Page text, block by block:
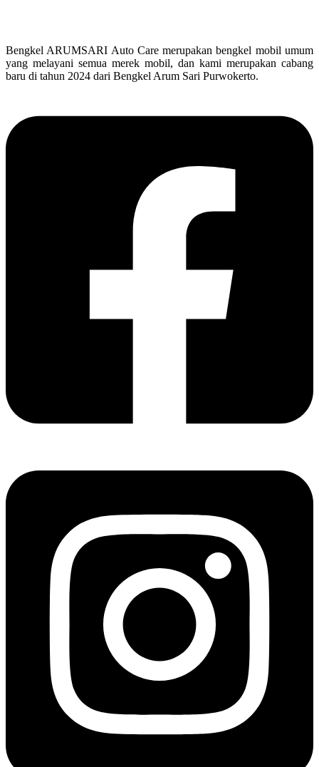
Bengkel ARUMSARI Auto Care merupakan bengkel mobil umum
yang melayani semua merek mobil, dan kami merupakan cabang
baru di tahun 2024 dari Bengkel Arum Sari Purwokerto.